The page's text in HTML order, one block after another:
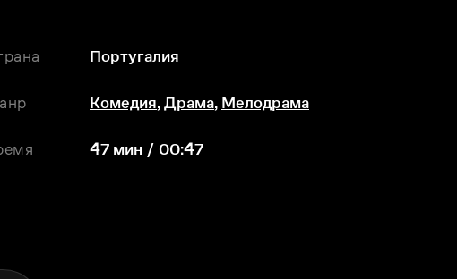
Португалия
Комедия, Драма, Мелодрама
47 мин / 00:47